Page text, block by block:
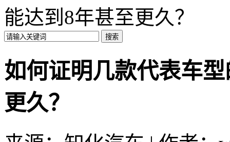
能达到8年甚至更久？
如何证明几款代表车
更久？